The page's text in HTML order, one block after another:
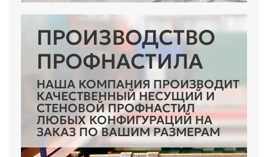
ПРОИЗВОДСТВО
ПРОФНАСТИЛА
НАША КОМПАНИЯ ПРОИЗВОДИТ
КАЧЕСТВЕННЫЙ НЕСУЩИЙ И
СТЕНОВОЙ ПРОФНАСТИЛ
ЛЮБЫХ КОНФИГУРАЦИЙ НА
ЗАКАЗ ПО ВАШИМ РАЗМЕРАМ